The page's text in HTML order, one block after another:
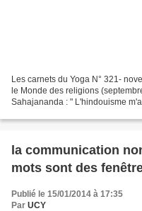
Les carnets du Yoga N° 321-
le Monde des religions
Sahajananda : " L'hindouisme
la communication
mots sont des
Publié le 15/01/2014 à 17:35
Par UCY